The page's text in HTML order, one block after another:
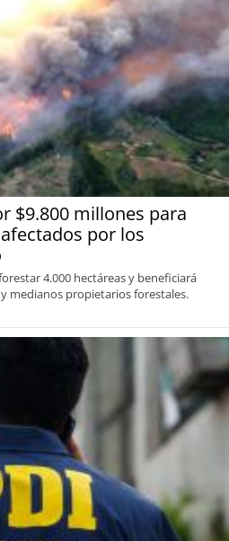
$9.800 millones para
por los
4.000 hectáreas y beneficiará
medianos propietarios forestales.